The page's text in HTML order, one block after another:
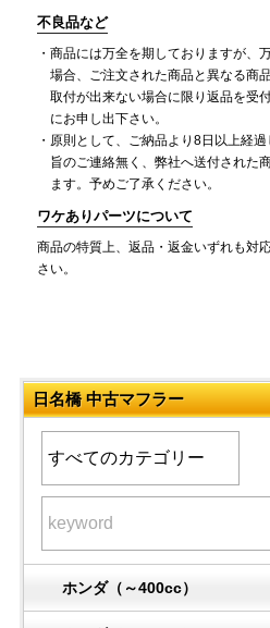
不良品など
商品には万全を期しておりますが、
場合、ご注文された商品と異なる商
取付が出来ない場合に限り返品を受
にお申し出下さい。
原則として、ご納品より8日以上経
旨のご連絡無く、弊社へ送付された
ます。予めご了承ください。
ワケありパーツについて
商品の特質上、返品・返金いずれも対
さい。
日名橋 中古マフラー
ホンダ（～400cc）